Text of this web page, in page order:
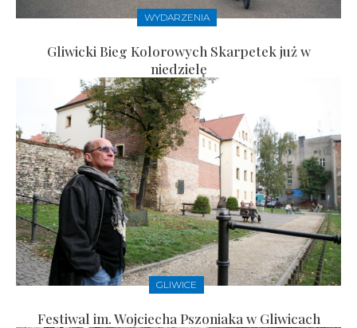
WYDARZENIA
Gliwicki Bieg Kolorowych Skarpetek już w
niedzielę
GLIWICE
Festiwal im. Wojciecha Pszoniaka w Gliwicach